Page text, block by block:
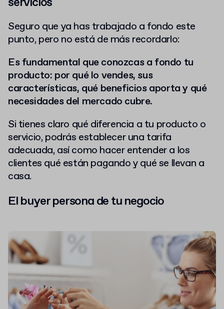
Seguro que ya has trabajado a fondo este
punto, pero no está de más recordarlo:
Es fundamental que conozcas a fondo tu
producto: por qué lo vendes, sus
características, qué beneficios aporta y qué
necesidades del mercado cubre.
Si tienes claro qué diferencia a tu producto o
servicio, podrás establecer una tarifa
adecuada, así como hacer entender a los
clientes qué están pagando y qué se llevan a
casa.
El buyer persona de tu negocio